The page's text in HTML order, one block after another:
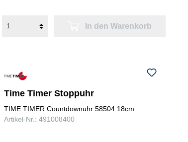
In den Warenkorb
Time Timer Stoppuhr
TIME TIMER Countdownuhr 58504 18cm
Artikel-Nr.: 491008400